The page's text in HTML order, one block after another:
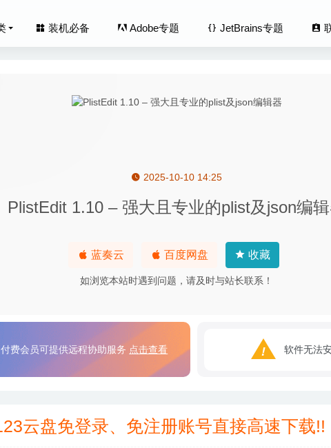
装机必备 Adobe专题 JetBrains专题
2025-10-10 14:25
PlistEdit 1.10 – 强大且专业的plist及json编
蓝奏云 百度网盘 收藏
如浏览本站时遇到问题，请及时与站长联系！
付费会员可提供远程协助服务 点击查看 软件无法
云盘免登录、免注册账号直接高速下
DVD Creator 6.1.4.1 – 优秀的DVD制作工具 2020-12-02
1.3.8 – 优秀的SVN客户端工具 2022-03-24
1.108.0 – 优秀的跨平台代码编辑器 2020-07-31